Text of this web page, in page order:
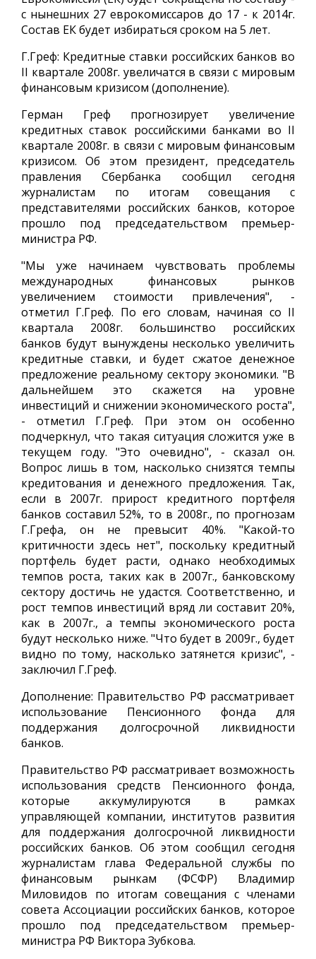
с нынешних 27 еврокомиссаров до 17 - к 2014г.
Состав ЕК будет избираться сроком на 5 лет.
Г.Греф: Кредитные ставки российских банков во
II квартале 2008г. увеличатся в связи с мировым
финансовым кризисом (дополнение).
Герман Греф прогнозирует увеличение
кредитных ставок российскими банками во II
квартале 2008г. в связи с мировым финансовым
кризисом. Об этом президент, председатель
правления Сбербанка сообщил сегодня
журналистам по итогам совещания с
представителями российских банков, которое
прошло под председательством премьер-
министра РФ.
"Мы уже начинаем чувствовать проблемы
международных финансовых рынков
увеличением стоимости привлечения", -
отметил Г.Греф. По его словам, начиная со II
квартала 2008г. большинство российских
банков будут вынуждены несколько увеличить
кредитные ставки, и будет сжатое денежное
предложение реальному сектору экономики. "В
дальнейшем это скажется на уровне
инвестиций и снижении экономического роста",
- отметил Г.Греф. При этом он особенно
подчеркнул, что такая ситуация сложится уже в
текущем году. "Это очевидно", - сказал он.
Вопрос лишь в том, насколько снизятся темпы
кредитования и денежного предложения. Так,
если в 2007г. прирост кредитного портфеля
банков составил 52%, то в 2008г., по прогнозам
Г.Грефа, он не превысит 40%. "Какой-то
критичности здесь нет", поскольку кредитный
портфель будет расти, однако необходимых
темпов роста, таких как в 2007г., банковскому
сектору достичь не удастся. Соответственно, и
рост темпов инвестиций вряд ли составит 20%,
как в 2007г., а темпы экономического роста
будут несколько ниже. "Что будет в 2009г., будет
видно по тому, насколько затянется кризис", -
заключил Г.Греф.
Дополнение: Правительство РФ рассматривает
использование Пенсионного фонда для
поддержания долгосрочной ликвидности
банков.
Правительство РФ рассматривает возможность
использования средств Пенсионного фонда,
которые аккумулируются в рамках
управляющей компании, институтов развития
для поддержания долгосрочной ликвидности
российских банков. Об этом сообщил сегодня
журналистам глава Федеральной службы по
финансовым рынкам (ФСФР) Владимир
Миловидов по итогам совещания с членами
совета Ассоциации российских банков, которое
прошло под председательством премьер-
министра РФ Виктора Зубкова.